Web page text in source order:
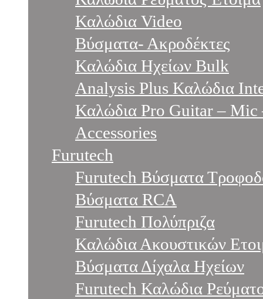
Καλώδια Video
Βύσματα- Ακροδέκτες
Καλώδια Ηχείων Bulk
Analysis Plus Καλώδια
Καλώδια Pro Guitar – Mic
Accessories
Furutech
Furutech Βύσματα
Βύσματα RCA
Furutech Πολύπριζα
Καλώδια Ακουστικών
Βύσματα Δίχαλα Ηχείων
Furutech Καλώδια